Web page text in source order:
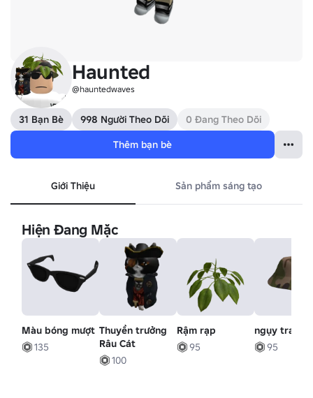
Haunted
@hauntedwaves
31 Bạn Bè 998 Người Theo Dõi
0 Đang Theo Dõi
Thêm bạn bè
Giới Thiệu Sản phẩm sáng tạo
Hiện Đang Mặc
Màu bóng mượt
135
Thuyền trưởng
Râu Cát
100
Rậm rạp
95
ngụy trang
95